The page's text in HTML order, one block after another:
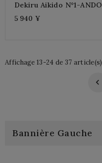
Dekiru Aikido N°1-ANDO
Tsuneo
5 940 ¥
Affichage 13-24 de 37 article(s)

Bannière Gauche